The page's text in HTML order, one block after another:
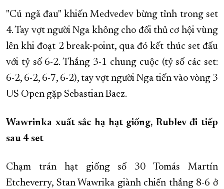
"Cú ngã đau" khiến Medvedev bừng tỉnh trong set
4. Tay vợt người Nga không cho đối thủ cơ hội vùng
lên khi đoạt 2 break-point, qua đó kết thúc set đấu
với tỷ số 6-2. Thắng 3-1 chung cuộc (tỷ số các set:
6-2, 6-2, 6-7, 6-2), tay vợt người Nga tiến vào vòng 3
US Open gặp Sebastian Baez.
Wawrinka xuất sắc hạ hạt giống, Rublev đi tiếp
sau 4 set
Chạm trán hạt giống số 30 Tomás Martín
Etcheverry, Stan Wawrika giành chiến thắng 8-6 ở